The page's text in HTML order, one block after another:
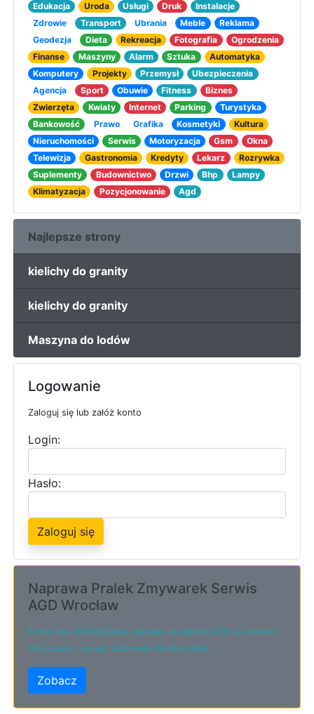
Edukacja
Uroda Usługi Druk
Instalacje
Zdrowie
Transport Ubrania Meble
Reklama
Geodezja
Dieta Rekreacja Fotografia
Ogrodzenia
Finanse
Maszyny Alarm Sztuka
Automatyka
Komputery
Projekty Przemysł
Ubezpieczenia
Agencja
Sport Obuwie Fitness
Biznes
Zwierzęta
Kwiaty Internet Parking
Turystyka
Bankowość
Prawo Grafika Kosmetyki
Kultura
Nieruchomości
Serwis Motoryzacja Gsm
Okna
Telewizja
Gastronomia Kredyty Lekarz
Rozrywka
Suplementy
Budownictwo Drzwi Bhp
Lampy
Klimatyzacja
Pozycjonowanie Agd
Najlepsze strony
kielichy do granity
kielichy do granity
Maszyna do lodów
Logowanie
Zaloguj się lub załóż konto
Login:
Hasło:
Zaloguj się
Naprawa Pralek Zmywarek Serwis
AGD Wrocław
Firma Sos-AGDSzybkie naprawy urządzeń AGD na terenie
Wrocławia - serwis kuchenek We Wrocławi...
Zobacz